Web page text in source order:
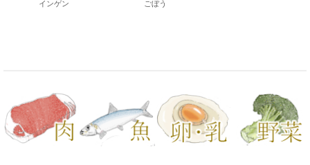
インゲン ごぼう